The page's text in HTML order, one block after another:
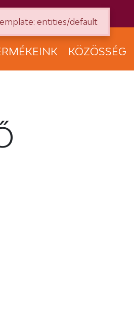
KÖZÖSSÉG
entities/default